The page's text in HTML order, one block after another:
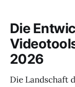
Die
2026
Die Landschaft